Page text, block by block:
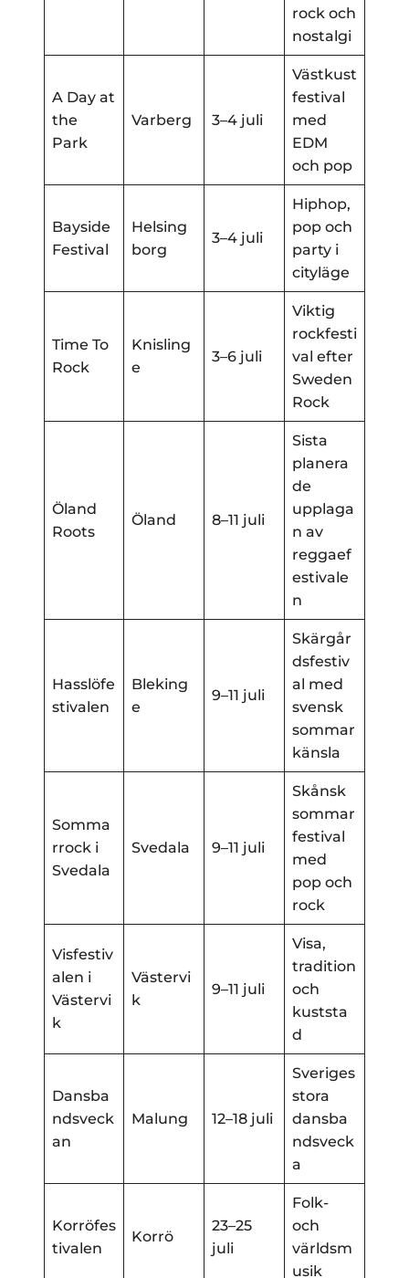
rock och
nostalgi
A Day at
the
Park
Varberg 3–4 juli
Västkust
festival
med
EDM
och pop
Bayside
Festival
Helsing
borg
3–4 juli
Hiphop,
pop och
party i
cityläge
Time To
Rock
Knisling
e
3–6 juli
Viktig
rockfesti
val efter
Sweden
Rock
Öland
Roots
Öland 8–11 juli
Sista
planera
de
upplaga
n av
reggaef
estivale
n
Hasslöfe
stivalen
Bleking
e
9–11 juli
Skärgår
dsfestiv
al med
svensk
sommar
känsla
Somma
rrock i
Svedala
Svedala 9–11 juli
Skånsk
sommar
festival
med
pop och
rock
Visfestiv
alen i
Västervi
k
Västervi
k
9–11 juli
Visa,
tradition
och
kuststa
d
Dansba
ndsveck
an
Malung 12–18 juli
Sveriges
stora
dansba
ndsveck
a
Korröfes
tivalen
Korrö
23–25
juli
Folk-
och
världsm
usik